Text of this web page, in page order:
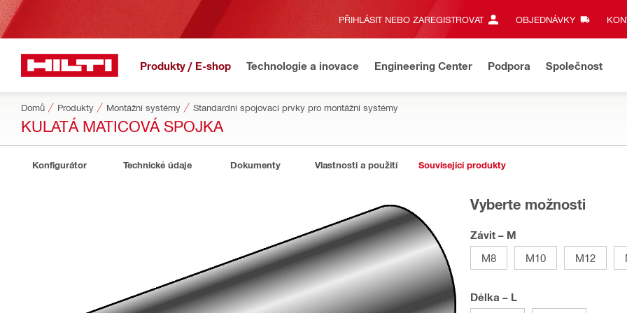
PŘIHLÁSIT NEBO ZAREGISTROVAT OBJEDNÁVKY
Produkty / E-shop Technologie a inovace Engineering Center Podpora Společnost
Domů Produkty Montážní systémy Standardní spojovací prvky pro montážní systémy
KULATÁ MATICOVÁ SPOJKA
Konfigurátor Technické údaje Dokumenty Vlastnosti a použití Související produkty
Vyberte možnosti
Závit – M
M8
M10 M12
Délka – L